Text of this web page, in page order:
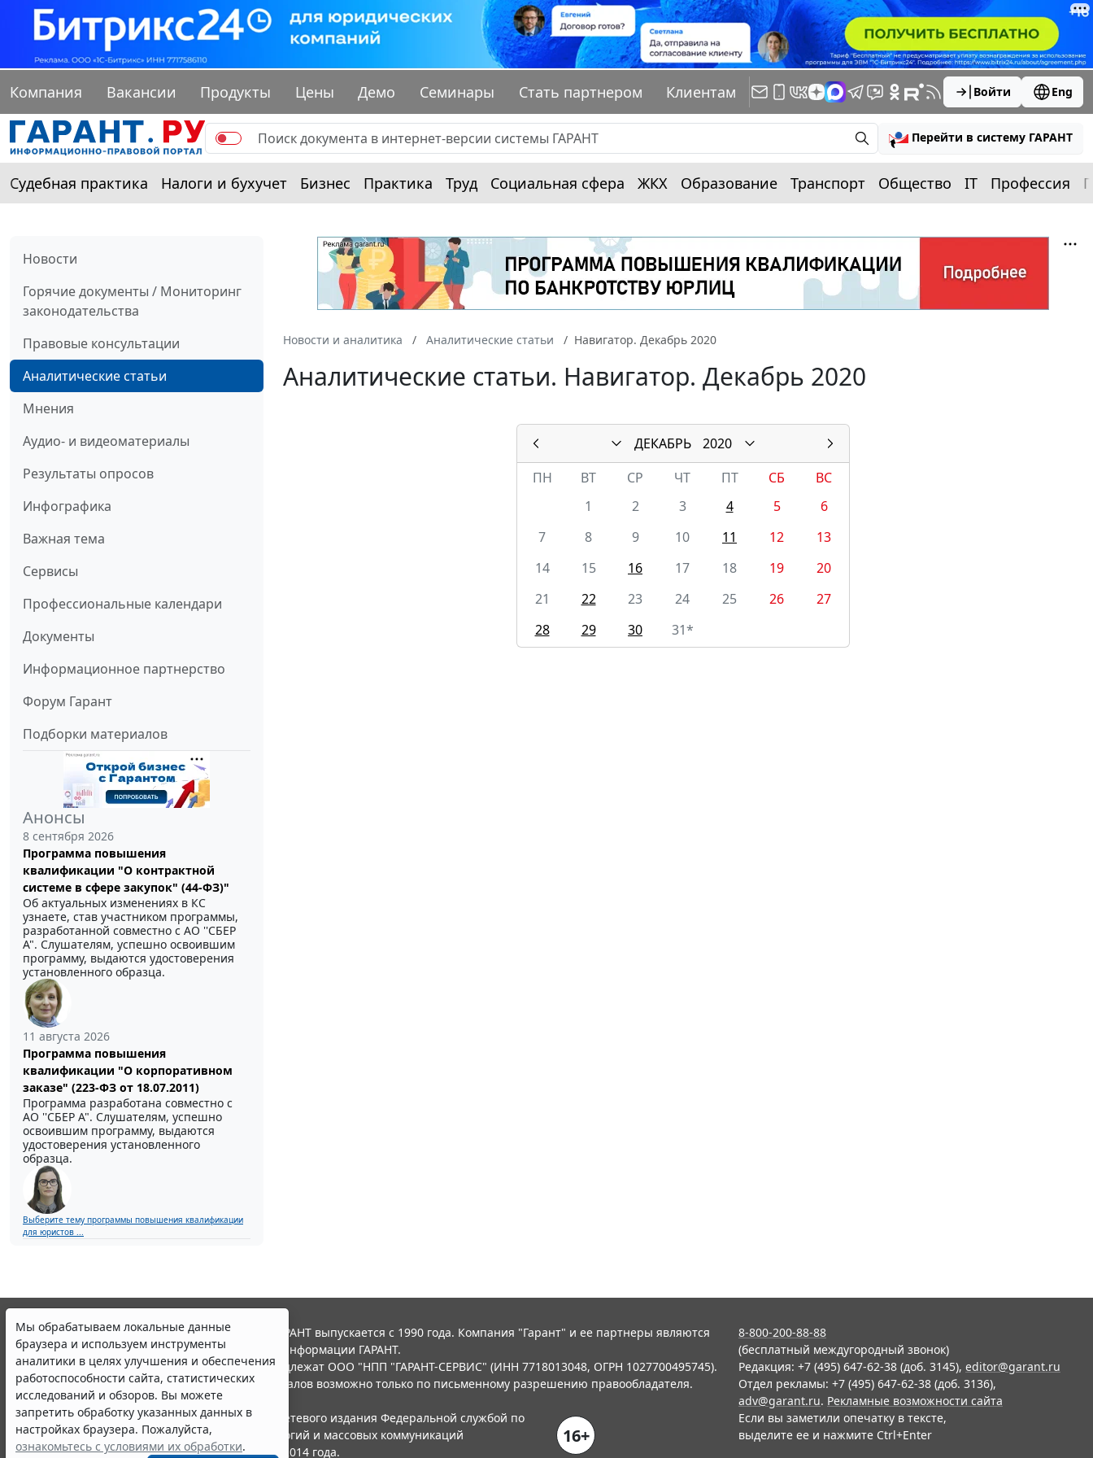
Компания Вакансии Продукты Цены Демо Семинары Стать партнером Клиентам Войти Eng
Перейти в систему ГАРАНТ
Судебная практика Налоги и бухучет Бизнес Практика Труд Социальная сфера ЖКХ Образование Транспорт Общество IT Профессия
Новости
Горячие документы / Мониторинг
законодательства
Правовые консультации
Аналитические статьи
Мнения
Аудио- и видеоматериалы
Результаты опросов
Инфографика
Важная тема
Сервисы
Профессиональные календари
Документы
Информационное партнерство
Форум Гарант
Подборки материалов
Анонсы
8 сентября 2026
Программа повышения
квалификации "О контрактной
системе в сфере закупок" (44-ФЗ)"
Об актуальных изменениях в КС
узнаете, став участником программы,
разработанной совместно с АО ''СБЕР
А". Слушателям, успешно освоившим
программу, выдаются удостоверения
установленного образца.
11 августа 2026
Программа повышения
квалификации "О корпоративном
заказе" (223-ФЗ от 18.07.2011)
Программа разработана совместно с
АО ''СБЕР А". Слушателям, успешно
освоившим программу, выдаются
удостоверения установленного
образца.
Выберите тему программы повышения квалификации
для юристов ...
Новости и аналитика Аналитические статьи Навигатор. Декабрь 2020
Аналитические статьи. Навигатор. Декабрь 2020
ДЕКАБРЬ
2020
ПН
ВТ СР ЧТ ПТ СБ
ВС
1
2 3 4 5
6
7
8 9 10 11 12
13
14
15 16 17 18 19
20
21
22 23 24 25 26
27
28
29 30 31*
Мы обрабатываем локальные данные
браузера и используем инструменты
аналитики в целях улучшения и обеспечения
работоспособности сайта, статистических
исследований и обзоров. Вы можете
запретить обработку указанных данных в
настройках браузера. Пожалуйста,
ознакомьтесь с условиями их обработки.
© ООО "НПП "ГАРАНТ-СЕРВИС", 2026. Система ГАРАНТ выпускается с 1990 года. Компания "Гарант" и ее партнеры являются
участниками Российской ассоциации правовой информации ГАРАНТ.
Все права на материалы сайта ГАРАНТ.РУ принадлежат ООО "НПП "ГАРАНТ-СЕРВИС" (ИНН 7718013048, ОГРН 1027700495745).
Полное или частичное воспроизведение материалов возможно только по письменному разрешению правообладателя.
Правила использования портала.
Портал ГАРАНТ.РУ зарегистрирован в качестве сетевого издания Федеральной службой по
надзору в сфере связи,информационных технологий и массовых коммуникаций
(Роскомнадзором), Эл № ФС77-58365 от 18 июня 2014 года.
16+
8-800-200-88-88
(бесплатный междугородный звонок)
Редакция: +7 (495) 647-62-38 (доб. 3145), editor@garant.ru
Отдел рекламы: +7 (495) 647-62-38 (доб. 3136),
adv@garant.ru. Рекламные возможности сайта
Если вы заметили опечатку в тексте,
выделите ее и нажмите Ctrl+Enter